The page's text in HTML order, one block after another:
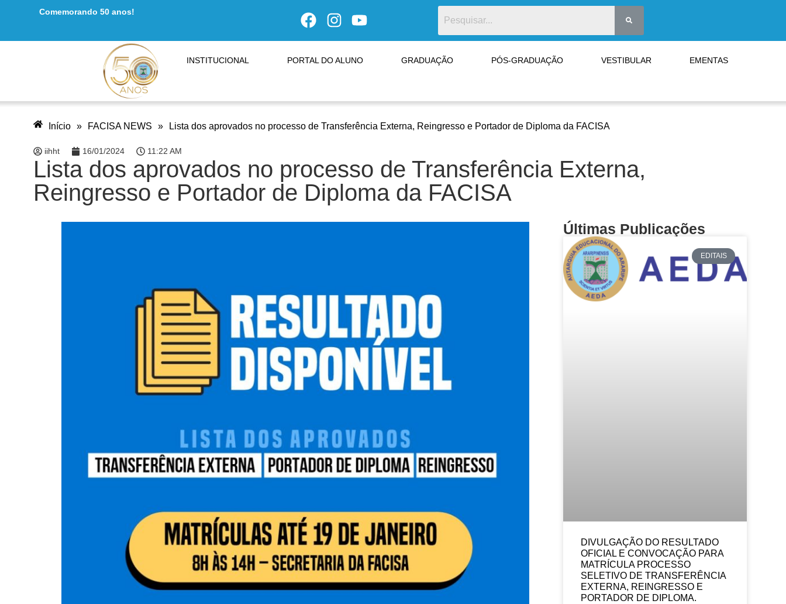
Comemorando 50 anos!
INSTITUCIONAL PORTAL DO ALUNO GRADUAÇÃO PÓS-GRADUAÇÃO VESTIBULAR EMENTAS
Início » FACISA NEWS » Lista dos aprovados no processo de Transferência Externa, Reingresso e Portador de Diploma da FACISA
iihht 16/01/2024 11:22 AM
Lista dos aprovados no processo de Transferência Externa,
Reingresso e Portador de Diploma da FACISA
Últimas Publicações
EDITAIS
DIVULGAÇÃO DO RESULTADO
OFICIAL E CONVOCAÇÃO PARA
MATRÍCULA PROCESSO
SELETIVO DE TRANSFERÊNCIA
EXTERNA, REINGRESSO E
PORTADOR DE DIPLOMA.